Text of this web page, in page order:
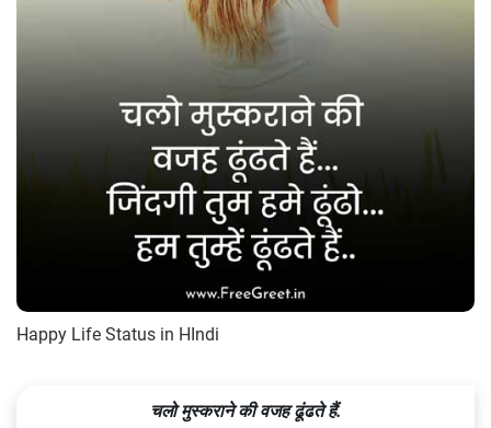
Happy Life Status in HIndi
चलो मुस्कराने की वजह ढूंढते हैं.